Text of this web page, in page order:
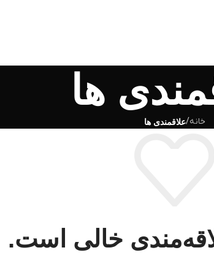
ها
خانه/علاقمندی ها
خالی است.